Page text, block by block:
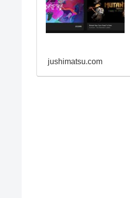
jushimatsu.com